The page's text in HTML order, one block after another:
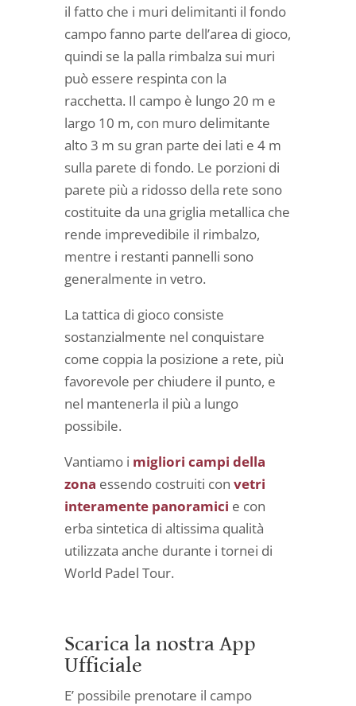
il fatto che i muri delimitanti il fondo
campo fanno parte dell’area di gioco,
quindi se la palla rimbalza sui muri
può essere respinta con la
racchetta. Il campo è lungo 20 m e
largo 10 m, con muro delimitante
alto 3 m su gran parte dei lati e 4 m
sulla parete di fondo. Le porzioni di
parete più a ridosso della rete sono
costituite da una griglia metallica che
rende imprevedibile il rimbalzo,
mentre i restanti pannelli sono
generalmente in vetro.
La tattica di gioco consiste
sostanzialmente nel conquistare
come coppia la posizione a rete, più
favorevole per chiudere il punto, e
nel mantenerla il più a lungo
possibile.
Vantiamo i migliori campi della
zona essendo costruiti con vetri
interamente panoramici e con
erba sintetica di altissima qualità
utilizzata anche durante i tornei di
World Padel Tour.
Scarica la nostra App
Ufficiale
E’ possibile prenotare il campo